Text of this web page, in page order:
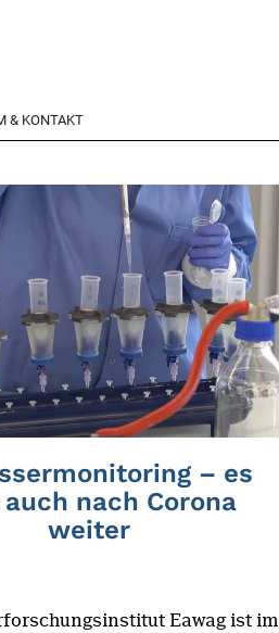
& KONTAKT
– es
nach Corona
weiter
Eawag ist im